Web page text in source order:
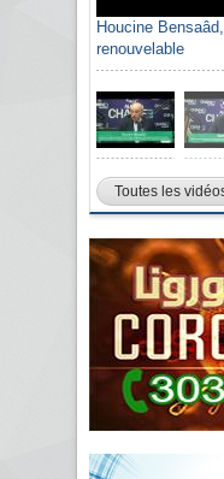
Houcine
renouvelable
Toutes les